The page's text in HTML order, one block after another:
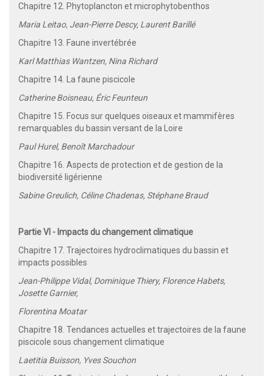
Chapitre 12. Phytoplancton et microphytobenthos
Maria Leitao, Jean-Pierre Descy, Laurent Barillé
Chapitre 13. Faune invertébrée
Karl Matthias Wantzen, Nina Richard
Chapitre 14. La faune piscicole
Catherine Boisneau, Éric Feunteun
Chapitre 15. Focus sur quelques oiseaux et mammifères
remarquables du bassin versant de la Loire
Paul Hurel, Benoît Marchadour
Chapitre 16. Aspects de protection et de gestion de la
biodiversité ligérienne
Sabine Greulich, Céline Chadenas, Stéphane Braud
Partie VI - Impacts du changement climatique
Chapitre 17. Trajectoires hydroclimatiques du bassin et
impacts possibles
Jean-Philippe Vidal, Dominique Thiery, Florence Habets,
Josette Garnier,
Florentina Moatar
Chapitre 18. Tendances actuelles et trajectoires de la faune
piscicole sous changement climatique
Laetitia Buisson, Yves Souchon